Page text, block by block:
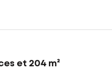
et 204 m²